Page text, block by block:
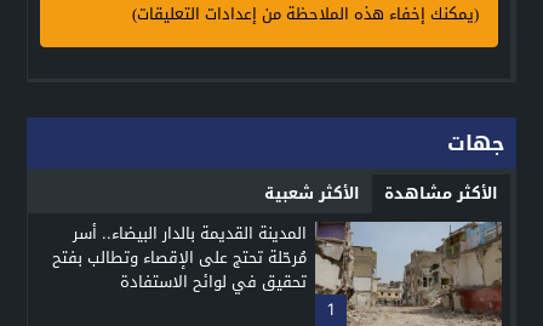
(يمكنك إخفاء هذه الملاحظة من إعدادات التعليقات)
جهات
الأكثر مشاهدة الأكثر شعبية
1
المدينة القديمة بالدار البيضاء.. أسر
مُرحّلة تحتج على الإقصاء وتطالب بفتح
تحقيق في لوائح الاستفادة